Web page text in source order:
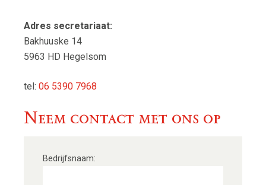
De Hemel op Aarde
Schatkamer
Adres secretariaat:
Bakhuuske 14
5963 HD Hegelsom
tel: 06 5390 7968
Neem contact met ons op
Bedrijfsnaam